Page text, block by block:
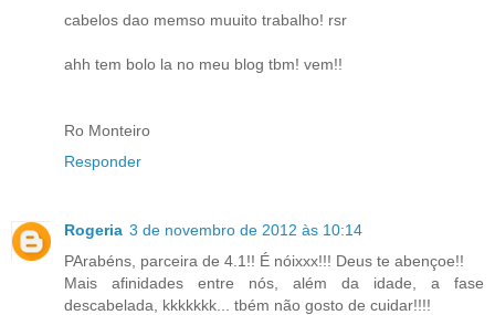
cabelos dao memso muuito trabalho! rsr
ahh tem bolo la no meu blog tbm! vem!!
Ro Monteiro
Responder
Rogeria 3 de novembro de 2012 às 10:14
PArabéns, parceira de 4.1!! É nóixxx!!! Deus te abençoe!!
Mais afinidades entre nós, além da idade, a fase
descabelada, kkkkkkk... tbém não gosto de cuidar!!!!